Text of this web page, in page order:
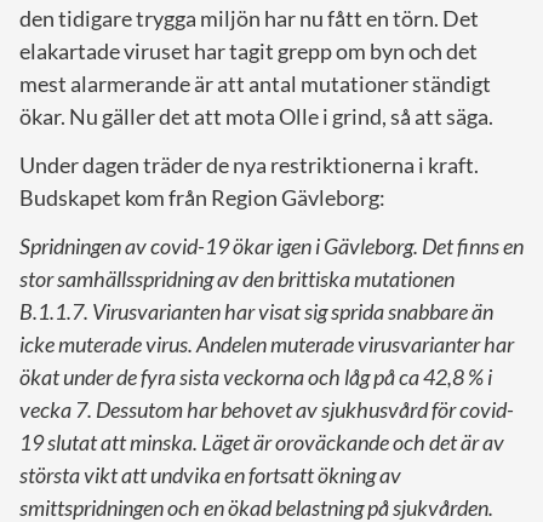
den tidigare trygga miljön har nu fått en törn. Det
elakartade viruset har tagit grepp om byn och det
mest alarmerande är att antal mutationer ständigt
ökar. Nu gäller det att mota Olle i grind, så att säga.
Under dagen träder de nya restriktionerna i kraft.
Budskapet kom från Region Gävleborg:
Spridningen av covid-19 ökar igen i Gävleborg. Det finns en
stor samhällsspridning av den brittiska mutationen
B.1.1.7. Virusvarianten har visat sig sprida snabbare än
icke muterade virus. Andelen muterade virusvarianter har
ökat under de fyra sista veckorna och låg på ca 42,8 % i
vecka 7. Dessutom har behovet av sjukhusvård för covid-
19 slutat att minska. Läget är oroväckande och det är av
största vikt att undvika en fortsatt ökning av
smittspridningen och en ökad belastning på sjukvården.